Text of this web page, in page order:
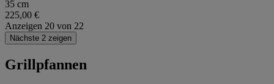
35 cm
225,00 €
Anzeigen 20 von 22
Nächste 2 zeigen
Grillpfannen